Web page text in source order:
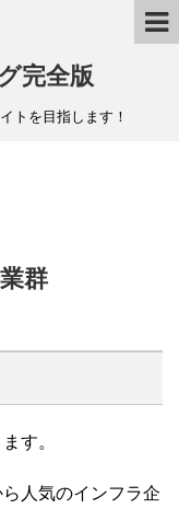
完全版
トを目指します！
群
す。
人気のインフラ企